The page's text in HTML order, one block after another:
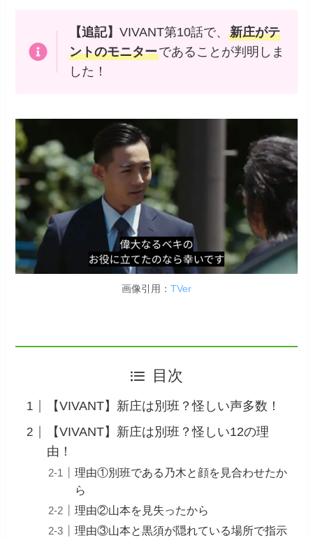
【追記】 VIVANT第10話で、 新庄がテ
ントのモニターであることが判明しま
した！
画像引用： TVer
目次
【VIVANT】新庄は別班？怪しい声多数！
【VIVANT】新庄は別班？怪しい12の理
由！
理由①別班である乃木と顔を見合わせたか
ら
理由②山本を見失ったから
理由③山本と黒須が隠れている場所で指示